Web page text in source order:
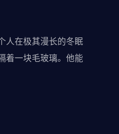
人在极其漫长的冬眠
着一块毛玻璃。他能